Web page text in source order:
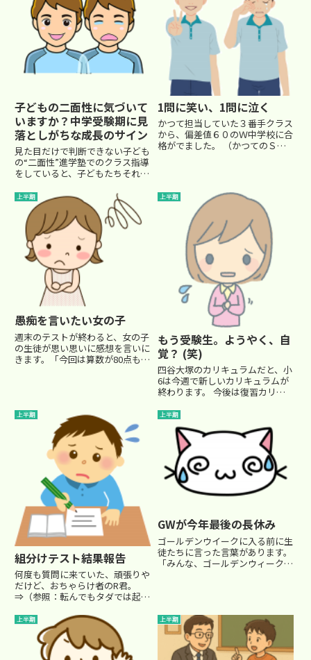
子どもの二面性に気づいて
いますか？中学受験期に見
落としがちな成長のサイン
見た目だけで判断できない子ども
の“二面性”進学塾でのクラス指導
をしていると、子どもたちそれぞ
中でも、私の指導していたある生
徒、Ｔ君のエピソードはとても印
象的でした。Ｔ君はクラスの中で
もとても幼く見える存在でした...
1問に笑い、1問に泣く
かつて担当していた３番手クラス
から、偏差値６０のＷ中学校に合
格がでました。 （かつてのＳピ
(@_@)、通常なかなかありませ
んよね・・・）しかも、２名も
上半期
愚痴を言いたい女の子
週末のテストが終わると、女の子
の生徒が思い思いに感想を言いに
きます。「今回は算数が80点も取
「すごいねぇ～。よく取れたね...
上半期
もう受験生。ようやく、自
覚？ (笑)
四谷大塚のカリキュラムだと、小
6は今週で新しいカリキュラムが
終わります。 今後は復習カリキ
学ぶカリキュラムは、今週でひと
通り終了、というわけです。「今
日でカリキュラムは終わりだ
ね。」私は、小6の授業前に生徒
達に...
上半期
組分けテスト結果報告
何度も質問に来ていた、頑張りや
だけど、おちゃらけ者のR君。
⇒（参照：転んでもタダでは起き
算数の質問をしてきました。 対
応して、20分後。再び、Ｒ君から
電話がありました。 私は、（ま
た質問かな。懲りないな~）と...
上半期
GWが今年最後の長休み
ゴールデンウイークに入る前に生
徒たちに言った言葉があります。
「みんな、ゴールデンウィーク
曜日も、特別講座や試験が入っ
て...
上半期 上半期